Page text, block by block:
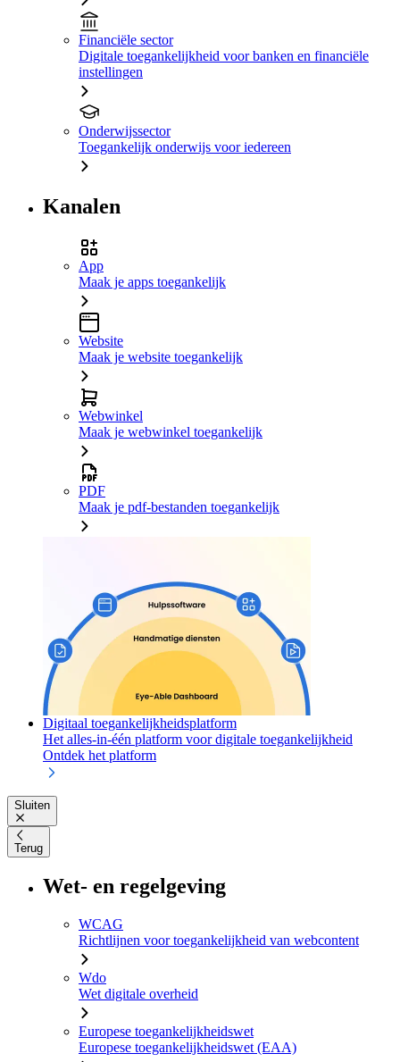
Financiële sector
Digitale toegankelijkheid voor banken en financiële
instellingen
Onderwijssector
Toegankelijk onderwijs voor iedereen
Kanalen
App
Maak je apps toegankelijk
Website
Maak je website toegankelijk
Webwinkel
Maak je webwinkel toegankelijk
PDF
Maak je pdf-bestanden toegankelijk
Digitaal toegankelijkheidsplatform
Het alles-in-één platform voor digitale toegankelijkheid
Ontdek het platform
Sluiten
Terug
Wet- en regelgeving
WCAG
Richtlijnen voor toegankelijkheid van webcontent
Wdo
Wet digitale overheid
Europese toegankelijkheidswet
Europese toegankelijkheidswet (EAA)